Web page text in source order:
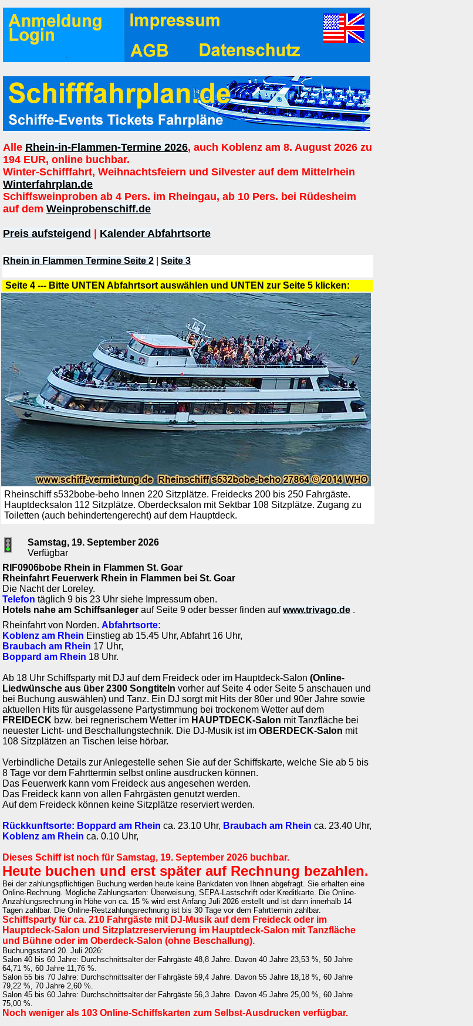
Alle Rhein-in-Flammen-Termine 2026, auch Koblenz am 8. August 2026 zu
194 EUR, online buchbar.
Winter-Schifffahrt, Weihnachtsfeiern und Silvester auf dem Mittelrhein
Winterfahrplan.de
Schiffsweinproben ab 4 Pers. im Rheingau, ab 10 Pers. bei Rüdesheim
auf dem Weinprobenschiff.de
Preis aufsteigend Kalender Abfahrtsorte
Rhein in Flammen Termine Seite 2 Seite 3
Seite 4 --- Bitte UNTEN Abfahrtsort auswählen und UNTEN zur Seite 5 klicken:
Rheinschiff s532bobe-beho Innen 220 Sitzplätze. Freidecks 200 bis 250 Fahrgäste.
Hauptdecksalon 112 Sitzplätze. Oberdecksalon mit Sektbar 108 Sitzplätze. Zugang zu
Toiletten (auch behindertengerecht) auf dem Hauptdeck.
Samstag, 19. September 2026
Verfügbar
RIF0906bobe Rhein in Flammen St. Goar
Rheinfahrt Feuerwerk Rhein in Flammen bei St. Goar
Die Nacht der Loreley.
Telefon täglich 9 bis 23 Uhr siehe Impressum oben.
Hotels nahe am Schiffsanleger auf Seite 9 oder besser finden aufwww.trivago.de .
Rheinfahrt von Norden. Abfahrtsorte:
Koblenz am Rhein Einstieg ab 15.45 Uhr, Abfahrt 16 Uhr,
Braubach am Rhein 17 Uhr,
Boppard am Rhein 18 Uhr.
Ab 18 Uhr Schiffsparty mit DJ auf dem Freideck oder im Hauptdeck-Salon (Online-
Liedwünsche aus über 2300 Songtiteln vorher auf Seite 4 oder Seite 5 anschauen und
bei Buchung auswählen) und Tanz. Ein DJ sorgt mit Hits der 80er und 90er Jahre sowie
aktuellen Hits für ausgelassene Partystimmung bei trockenem Wetter auf dem
FREIDECK bzw. bei regnerischem Wetter im HAUPTDECK-Salon mit Tanzfläche bei
neuester Licht- und Beschallungstechnik. Die DJ-Musik ist im OBERDECK-Salon mit
108 Sitzplätzen an Tischen leise hörbar.
Verbindliche Details zur Anlegestelle sehen Sie auf der Schiffskarte, welche Sie ab 5 bis
8 Tage vor dem Fahrttermin selbst online ausdrucken können.
Das Feuerwerk kann vom Freideck aus angesehen werden.
Das Freideck kann von allen Fahrgästen genutzt werden.
Auf dem Freideck können keine Sitzplätze reserviert werden.
Rückkunftsorte: Boppard am Rhein ca. 23.10 Uhr, Braubach am Rhein ca. 23.40 Uhr,
Koblenz am Rhein ca. 0.10 Uhr,
Dieses Schiff ist noch für Samstag, 19. September 2026 buchbar.
Heute buchen und erst später auf Rechnung bezahlen.
Bei der zahlungspflichtigen Buchung werden heute keine Bankdaten von Ihnen abgefragt. Sie erhalten eine
Online-Rechnung. Mögliche Zahlungsarten: Überweisung, SEPA-Lastschrift oder Kreditkarte. Die Online-
Anzahlungsrechnung in Höhe von ca. 15 % wird erst Anfang Juli 2026 erstellt und ist dann innerhalb 14
Tagen zahlbar. Die Online-Restzahlungsrechnung ist bis 30 Tage vor dem Fahrttermin zahlbar.
Schiffsparty für ca. 210 Fahrgäste mit DJ-Musik auf dem Freideck oder im
Hauptdeck-Salon und Sitzplatzreservierung im Hauptdeck-Salon mit Tanzfläche
und Bühne oder im Oberdeck-Salon (ohne Beschallung).
Buchungsstand 20. Juli 2026:
Salon 40 bis 60 Jahre: Durchschnittsalter der Fahrgäste 48,8 Jahre. Davon 40 Jahre 23,53 %, 50 Jahre
64,71 %, 60 Jahre 11,76 %.
Salon 55 bis 70 Jahre: Durchschnittsalter der Fahrgäste 59,4 Jahre. Davon 55 Jahre 18,18 %, 60 Jahre
79,22 %, 70 Jahre 2,60 %.
Salon 45 bis 60 Jahre: Durchschnittsalter der Fahrgäste 56,3 Jahre. Davon 45 Jahre 25,00 %, 60 Jahre
75,00 %.
Noch weniger als 103 Online-Schiffskarten zum Selbst-Ausdrucken verfügbar.